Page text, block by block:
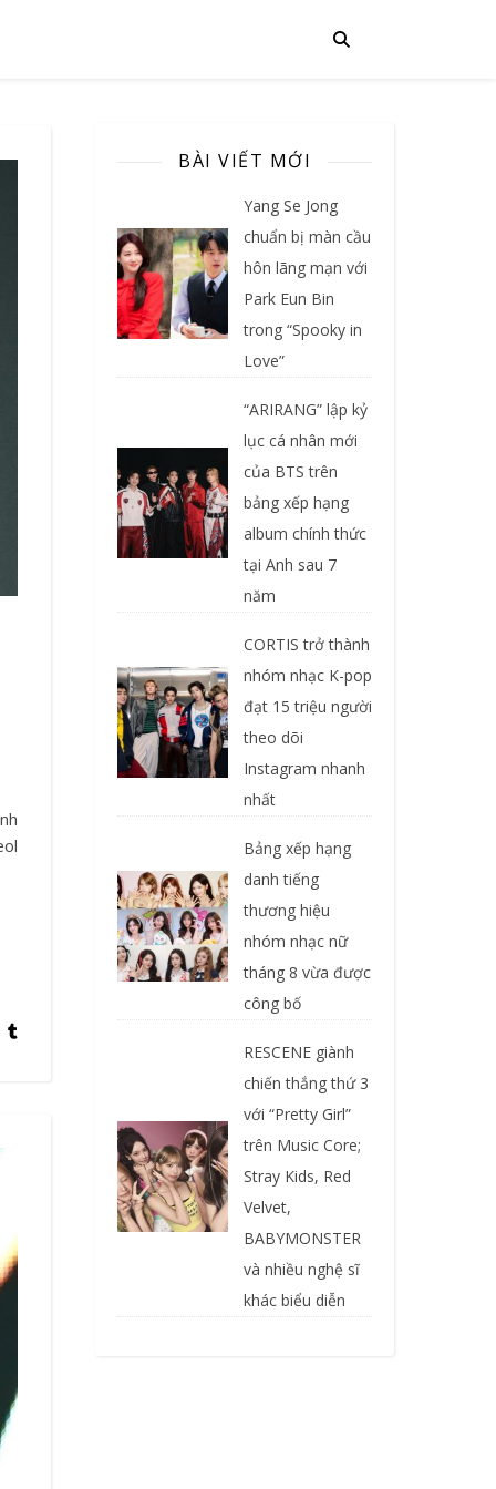
BÀI VIẾT MỚI
Yang Se Jong
chuẩn bị màn cầu
hôn lãng mạn với
Park Eun Bin
trong “Spooky in
Love”
“ARIRANG” lập kỷ
lục cá nhân mới
của BTS trên
bảng xếp hạng
album chính thức
tại Anh sau 7
năm
CORTIS trở thành
nhóm nhạc K-pop
đạt 15 triệu người
theo dõi
Instagram nhanh
nhất
Bảng xếp hạng
danh tiếng
thương hiệu
nhóm nhạc nữ
tháng 8 vừa được
công bố
RESCENE giành
chiến thắng thứ 3
với “Pretty Girl”
trên Music Core;
Stray Kids, Red
Velvet,
BABYMONSTER
và nhiều nghệ sĩ
khác biểu diễn